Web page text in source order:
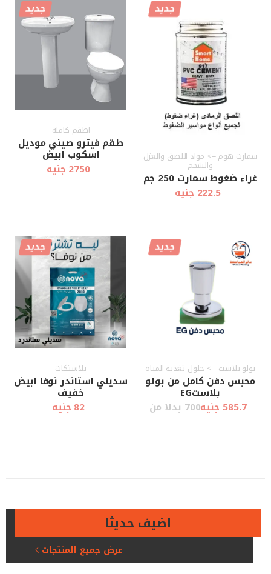
العربة عرض سريع أضف إلى
العربة عرض سريع
جديد
سمارت هوم => مواد اللصق والعزل
والشحم
غراء ضغوط سمارت 250 جم
222.5 جنيه
أضف إلى
العربة عرض سريع
جديد
اطقم كاملة
طقم فيترو صيني موديل
اسكوب ابيض
2750 جنيه
أضف إلى
العربة عرض سريع
جديد
بولو بلاست => حلول تغذية المياه
محبس دفن كامل من بولو
بلاستEG
585.7 جنيه
700 بدلا من
جديد
بلاستكات
سديلي استاندر نوفا ابيض
خفيف
82 جنيه
اضيف حديثا
عرض جميع المنتجات